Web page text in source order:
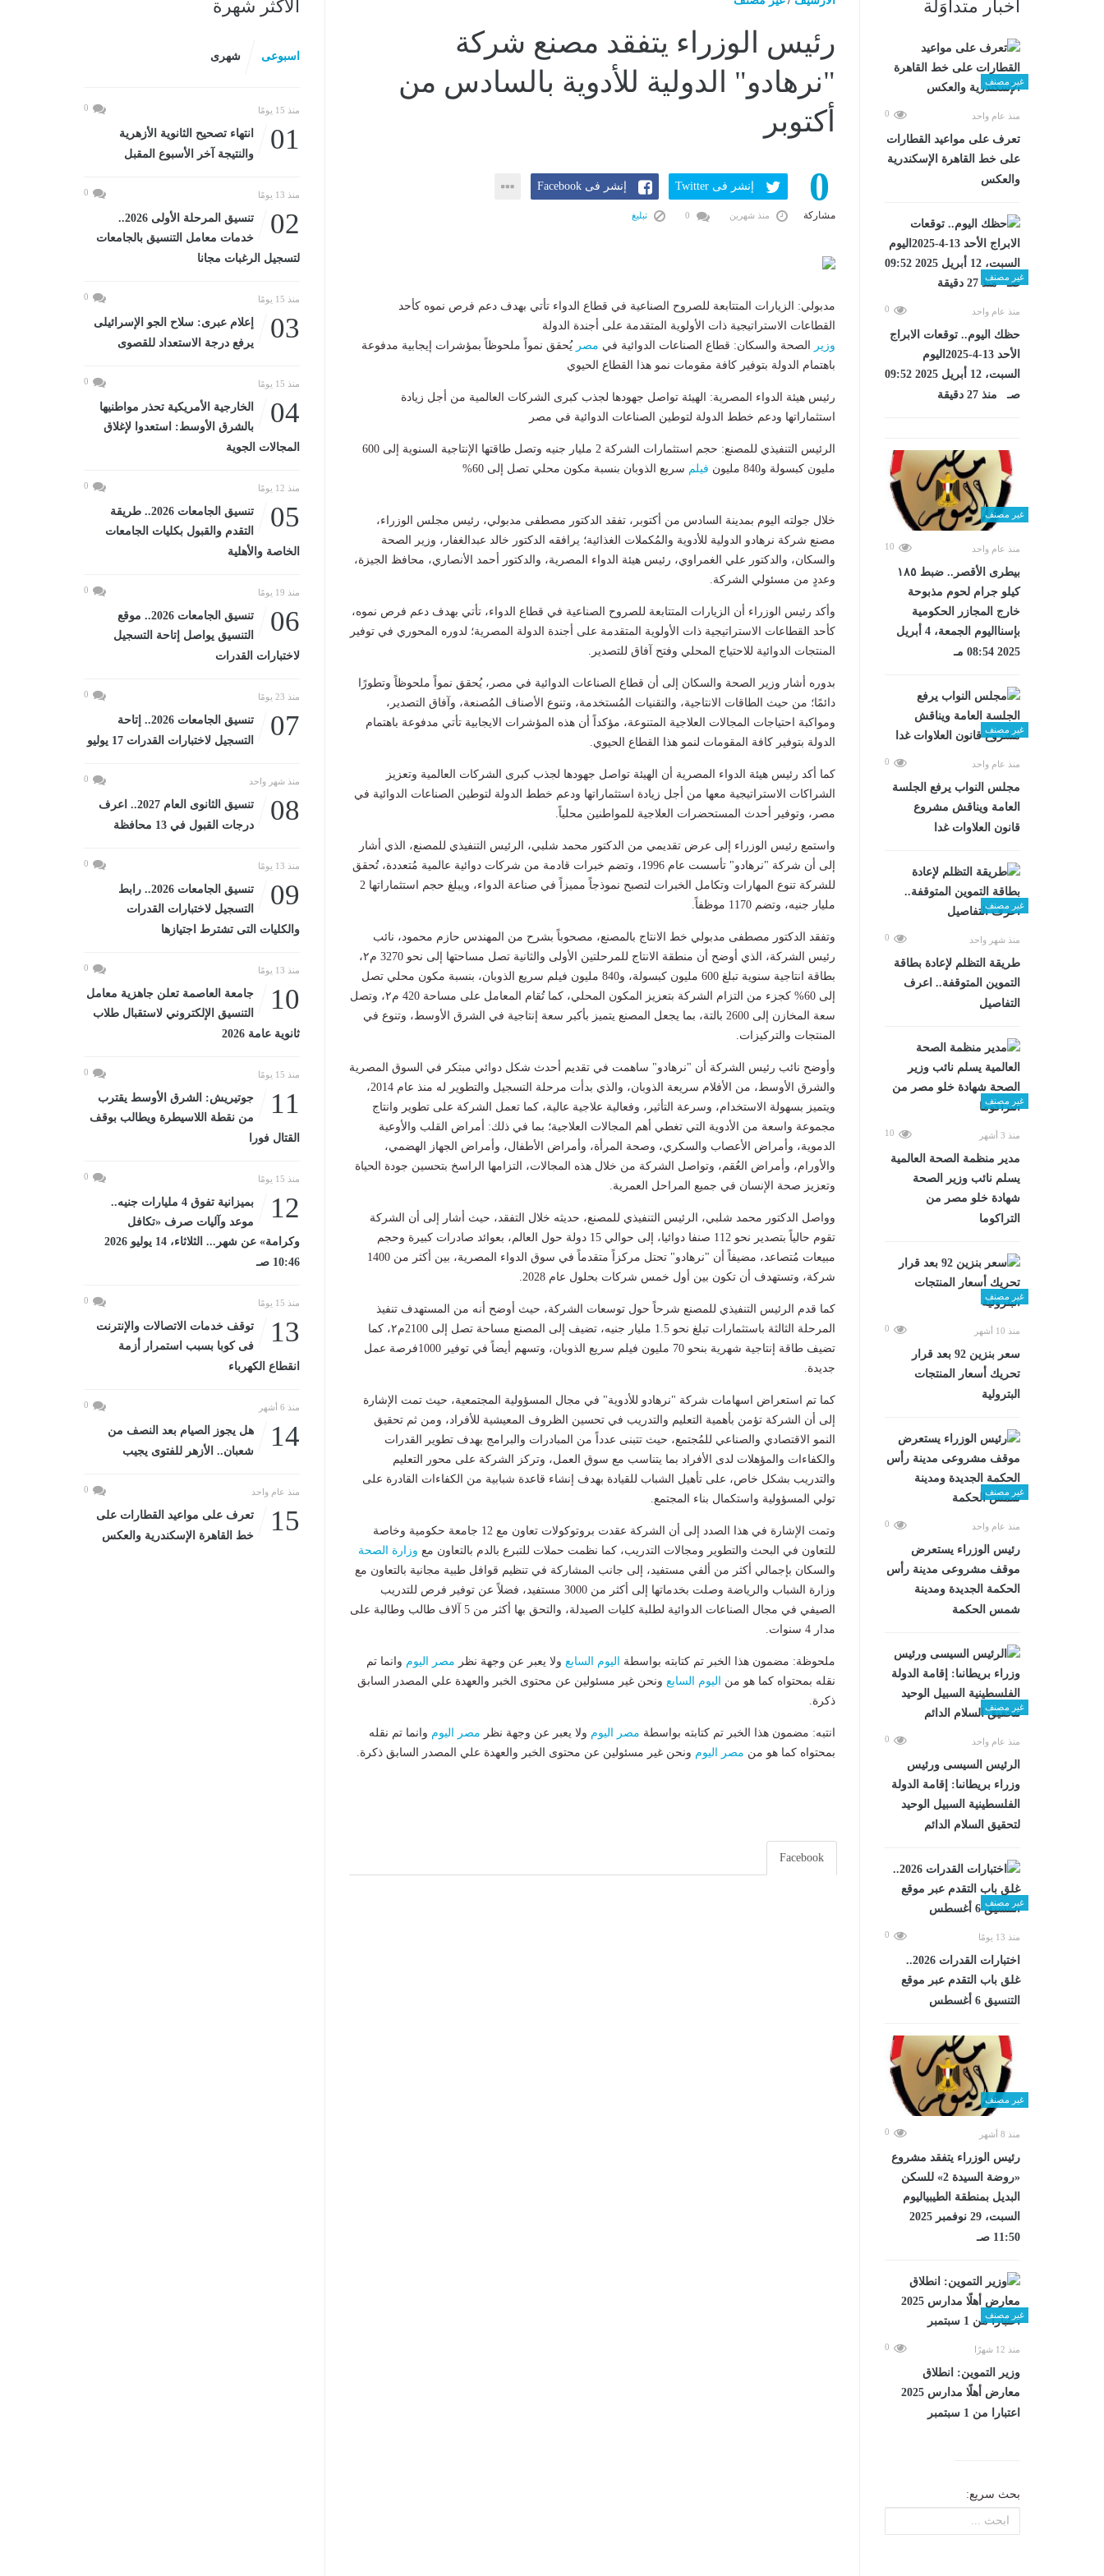
أخبار متداوَلة
غير مصنف
منذ عام واحد 0
تعرف على مواعيد القطارات
على خط القاهرة الإسكندرية
والعكس
غير مصنف
منذ عام واحد 0
حظك اليوم.. توقعات الابراج
الأحد 13-4-2025اليوم
السبت، 12 أبريل 2025 09:52
صـ منذ 27 دقيقة
غير مصنف
منذ عام واحد 10
بيطرى الأقصر.. ضبط ١٨٥
كيلو جرام لحوم مذبوحة
خارج المجازر الحكومية
بإسنااليوم الجمعة، 4 أبريل
2025 08:54 مـ
غير مصنف
منذ عام واحد 0
مجلس النواب يرفع الجلسة
العامة ويناقش مشروع
قانون العلاوات غدا
غير مصنف
منذ شهر واحد 0
طريقة التظلم لإعادة بطاقة
التموين المتوقفة.. اعرف
التفاصيل
غير مصنف
منذ 3 أشهر 10
مدير منظمة الصحة العالمية
يسلم نائب وزير الصحة
شهادة خلو مصر من
التراكوما
غير مصنف
منذ 10 أشهر 0
سعر بنزين 92 بعد قرار
تحريك أسعار المنتجات
البترولية
غير مصنف
منذ عام واحد 0
رئيس الوزراء يستعرض
موقف مشروعى مدينة رأس
الحكمة الجديدة ومدينة
شمس الحكمة
غير مصنف
منذ عام واحد 0
الرئيس السيسى ورئيس
وزراء بريطانىا: إقامة الدولة
الفلسطينية السبيل الوحيد
لتحقيق السلام الدائم
غير مصنف
منذ 13 يومًا 0
اختبارات القدرات 2026..
غلق باب التقدم عبر موقع
التنسيق 6 أغسطس
غير مصنف
منذ 8 أشهر 0
رئيس الوزراء يتفقد مشروع
«روضة السيدة 2» للسكن
البديل بمنطقة الطيبياليوم
السبت، 29 نوفمبر 2025
11:50 صـ
غير مصنف
منذ 12 شهرًا 0
وزير التموين: انطلاق
معارض أهلًا مدارس 2025
اعتبارا من 1 سبتمبر
بحث سريع:
رئيس الوزراء يتفقد مصنع شركة
"نرهادو" الدولية للأدوية بالسادس من
أكتوبر
0
مشاركة
إنشر فى Twitter إنشر فى Facebook
منذ شهرين تبليغ
مدبولي: الزيارات المتتابعة للصروح الصناعية في قطاع الدواء تأتي بهدف دعم فرص نموه كأحد
القطاعات الاستراتيجية ذات الأولوية المتقدمة على أجندة الدولة
وزير
الصحة والسكان: قطاع الصناعات الدوائية في مصر يُحقق نمواً ملحوظاً بمؤشرات إيجابية مدفوعة
باهتمام الدولة بتوفير كافة مقومات نمو هذا القطاع الحيوي
رئيس هيئة الدواء المصرية: الهيئة تواصل جهودها لجذب كبرى الشركات العالمية من أجل زيادة
استثماراتها ودعم خطط الدولة لتوطين الصناعات الدوائية في مصر
الرئيس التنفيذي للمصنع: حجم استثمارات الشركة 2 مليار جنيه وتصل طاقتها الإنتاجية السنوية إلى 600
مليون كبسولة و840 مليون
فيلم سريع الذوبان بنسبة مكون محلي تصل إلى 60%
خلال جولته اليوم بمدينة السادس من أكتوبر، تفقد الدكتور مصطفى مدبولي، رئيس مجلس الوزراء،
مصنع شركة نرهادو الدولية للأدوية والمُكملات الغذائية؛ يرافقه الدكتور خالد عبدالغفار، وزير الصحة
والسكان، والدكتور علي الغمراوي، رئيس هيئة الدواء المصرية، والدكتور أحمد الأنصاري، محافظ الجيزة،
وعددٍ من مسئولي الشركة.
وأكد رئيس الوزراء أن الزيارات المتتابعة للصروح الصناعية في قطاع الدواء، تأتي بهدف دعم فرص نموه،
كأحد القطاعات الاستراتيجية ذات الأولوية المتقدمة على أجندة الدولة المصرية؛ لدوره المحوري في توفير
المنتجات الدوائية للاحتياج المحلي وفتح آفاق للتصدير.
بدوره أشار وزير الصحة والسكان إلى أن قطاع الصناعات الدوائية في مصر، يُحقق نمواً ملحوظاً وتطورًا
دائمًا؛ من حيث الطاقات الانتاجية، والتقنيات المُستخدمة، وتنوع الأصناف المُصنعة، وآفاق التصدير،
ومواكبة احتياجات المجالات العلاجية المتنوعة، مؤكداً أن هذه المؤشرات الايجابية تأتي مدفوعة باهتمام
الدولة بتوفير كافة المقومات لنمو هذا القطاع الحيوي.
كما أكد رئيس هيئة الدواء المصرية أن الهيئة تواصل جهودها لجذب كبرى الشركات العالمية وتعزيز
الشراكات الاستراتيجية معها من أجل زيادة استثماراتها ودعم خطط الدولة لتوطين الصناعات الدوائية في
مصر، وتوفير أحدث المستحضرات العلاجية للمواطنين محلياً.
واستمع رئيس الوزراء إلى عرض تقديمي من الدكتور محمد شلبي، الرئيس التنفيذي للمصنع، الذي أشار
إلى أن شركة "نرهادو" تأسست عام 1996، وتضم خبرات قادمة من شركات دوائية عالمية مُتعددة، تُحقق
للشركة تنوع المهارات وتكامل الخبرات لتصبح نموذجاً مميزاً في صناعة الدواء، ويبلغ حجم استثماراتها 2
مليار جنيه، وتضم 1170 موظفاً.
وتفقد الدكتور مصطفى مدبولي خط الانتاج بالمصنع، مصحوباً بشرح من المهندس حازم محمود، نائب
رئيس الشركة، الذي أوضح أن منطقة الانتاج للمرحلتين الأولى والثانية تصل مساحتها إلى نحو 3270 م٢،
بطاقة انتاجية سنوية تبلغ 600 مليون كبسولة، و840 مليون فيلم سريع الذوبان، بنسبة مكون محلي تصل
إلى 60% كجزء من التزام الشركة بتعزيز المكون المحلي، كما تُقام المعامل على مساحة 420 م٢، وتصل
سعة المخازن إلى 2600 بالتة، بما يجعل المصنع يتميز بأكبر سعة إنتاجية في الشرق الأوسط، وتنوع في
المنتجات والتركيزات.
وأوضح نائب رئيس الشركة أن "نرهادو" ساهمت في تقديم أحدث شكل دوائي مبتكر في السوق المصرية
والشرق الأوسط، من الأفلام سريعة الذوبان، والذي بدأت مرحلة التسجيل والتطوير له منذ عام 2014،
ويتميز بسهولة الاستخدام، وسرعة التأثير، وفعالية علاجية عالية، كما تعمل الشركة على تطوير وانتاج
مجموعة واسعة من الأدوية التي تغطي أهم المجالات العلاجية؛ بما في ذلك: أمراض القلب والأوعية
الدموية، وأمراض الأعصاب والسكري، وصحة المرأة، وأمراض الأطفال، وأمراض الجهاز الهضمي،
والأورام، وأمراض العُقم، وتواصل الشركة من خلال هذه المجالات، التزامها الراسخ بتحسين جودة الحياة
وتعزيز صحة الإنسان في جميع المراحل العمرية.
وواصل الدكتور محمد شلبي، الرئيس التنفيذي للمصنع، حديثه خلال التفقد، حيث أشار إلى أن الشركة
تقوم حالياً بتصدير نحو 112 صنفا دوائيا، إلى حوالي 15 دولة حول العالم، بعوائد صادرات كبيرة وحجم
مبيعات مُتصاعد، مضيفاً أن "نرهادو" تحتل مركزاً متقدماً في سوق الدواء المصرية، بين أكثر من 1400
شركة، وتستهدف أن تكون بين أول خمس شركات بحلول عام 2028.
كما قدم الرئيس التنفيذي للمصنع شرحاً حول توسعات الشركة، حيث أوضح أنه من المستهدف تنفيذ
المرحلة الثالثة باستثمارات تبلغ نحو 1.5 مليار جنيه، تضيف إلى المصنع مساحة تصل إلى 2100م٢، كما
تضيف طاقة إنتاجية شهرية بنحو 70 مليون فيلم سريع الذوبان، وتسهم أيضاً في توفير 1000فرصة عمل
جديدة.
كما تم استعراض اسهامات شركة "نرهادو للأدوية" في مجال المسؤولية المجتمعية، حيث تمت الإشارة
إلى أن الشركة تؤمن بأهمية التعليم والتدريب في تحسين الظروف المعيشية للأفراد، ومن ثم تحقيق
النمو الاقتصادي والصناعي للمُجتمع، حيث تتبنى عدداً من المبادرات والبرامج بهدف تطوير القدرات
والكفاءات والمؤهلات لدى الأفراد بما يتناسب مع سوق العمل، وتركز الشركة على محور التعليم
والتدريب بشكل خاص، على تأهيل الشباب للقيادة بهدف إنشاء قاعدة شبابية من الكفاءات القادرة على
تولي المسؤولية واستكمال بناء المجتمع.
وتمت الإشارة في هذا الصدد إلى أن الشركة عقدت بروتوكولات تعاون مع 12 جامعة حكومية وخاصة
للتعاون في البحث والتطوير ومجالات التدريب، كما نظمت حملات للتبرع بالدم بالتعاون مع وزارة الصحة
والسكان بإجمالي أكثر من ألفي مستفيد، إلى جانب المشاركة في تنظيم قوافل طبية مجانية بالتعاون مع
وزارة الشباب والرياضة وصلت بخدماتها إلى أكثر من 3000 مستفيد، فضلاً عن توفير فرص للتدريب
الصيفي في مجال الصناعات الدوائية لطلبة كليات الصيدلة، والتحق بها أكثر من 5 آلاف طالب وطالبة على
مدار 4 سنوات.
ملحوظة: مضمون هذا الخبر تم كتابته بواسطة اليوم السابع ولا يعبر عن وجهة نظر مصر اليوم وانما تم
نقله بمحتواه كما هو من
اليوم السابع ونحن غير مسئولين عن محتوى الخبر والعهدة علي المصدر السابق
ذكرة.
انتبه: مضمون هذا الخبر تم كتابته بواسطة مصر اليوم ولا يعبر عن وجهة نظر مصر اليوم وانما تم نقله
بمحتواه كما هو من مصر اليوم ونحن غير مسئولين عن محتوى الخبر والعهدة علي المصدر السابق ذكرة.
Facebook
الأكثر شهرة
اسبوعى شهرى
منذ 15 يومًا 0
01
انتهاء تصحيح الثانوية الأزهرية
والنتيجة آخر الأسبوع المقبل
منذ 13 يومًا 0
02
تنسيق المرحلة الأولى 2026..
خدمات معامل التنسيق بالجامعات
لتسجيل الرغبات مجانا
منذ 15 يومًا 0
03
إعلام عبرى: سلاح الجو الإسرائيلى
يرفع درجة الاستعداد للقصوى
منذ 15 يومًا 0
04
الخارجية الأمريكية تحذر مواطنيها
بالشرق الأوسط: استعدوا لإغلاق
المجالات الجوية
منذ 12 يومًا 0
05
تنسيق الجامعات 2026.. طريقة
التقدم والقبول بكليات الجامعات
الخاصة والأهلية
منذ 19 يومًا 0
06
تنسيق الجامعات 2026.. موقع
التنسيق يواصل إتاحة التسجيل
لاختبارات القدرات
منذ 23 يومًا 0
07
تنسيق الجامعات 2026.. إتاحة
التسجيل لاختبارات القدرات 17 يوليو
منذ شهر واحد 0
08
تنسيق الثانوى العام 2027.. اعرف
درجات القبول في 13 محافظة
منذ 13 يومًا 0
09
تنسيق الجامعات 2026.. رابط
التسجيل لاختبارات القدرات
والكليات التى تشترط اجتيازها
منذ 13 يومًا 0
10
جامعة العاصمة تعلن جاهزية معامل
التنسيق الإلكتروني لاستقبال طلاب
ثانوية عامة 2026
منذ 15 يومًا 0
11
جوتيريش: الشرق الأوسط يقترب
من نقطة اللاسيطرة ويطالب بوقف
القتال فورا
منذ 15 يومًا 0
12
بميزانية تفوق 4 مليارات جنيه..
موعد وآليات صرف «تكافل
وكرامة» عن شهر... الثلاثاء، 14 يوليو 2026
10:46 صـ
منذ 15 يومًا 0
13
توقف خدمات الاتصالات والإنترنت
فى كوبا بسبب استمرار أزمة
انقطاع الكهرباء
منذ 6 أشهر 0
14
هل يجوز الصيام بعد النصف من
شعبان.. الأزهر للفتوى يجيب
منذ عام واحد 0
15
تعرف على مواعيد القطارات على
خط القاهرة الإسكندرية والعكس